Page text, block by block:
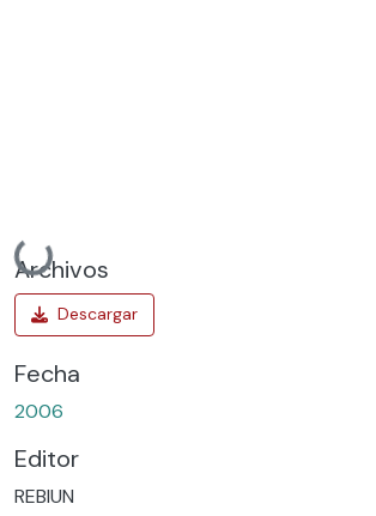
Cargando...
Archivos
Fecha
2006
Editor
REBIUN